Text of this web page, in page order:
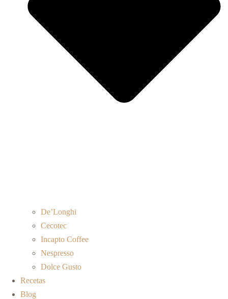
De’Longhi
Cecotec
Incapto Coffee
Nespresso
Dolce Gusto
Recetas
Blog